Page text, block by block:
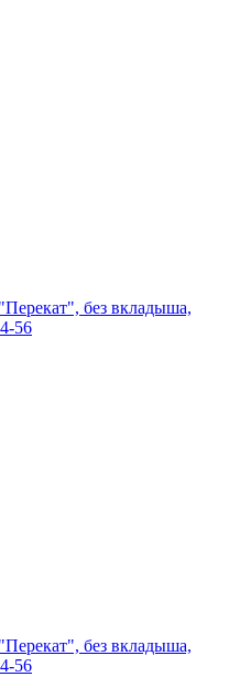
без вкладыша,
56
без вкладыша,
56